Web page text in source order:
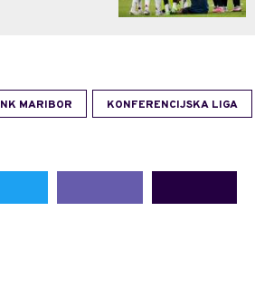
NK MARIBOR KONFERENCIJSKA LIGA